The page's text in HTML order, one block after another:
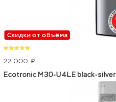
Скидки от объёма
22 000 p
Ecotronic M30-U4LE black-silver